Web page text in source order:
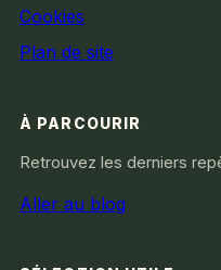
Cookies
Plan de site
À PARCOURIR
Retrouvez les derniers
Aller au blog